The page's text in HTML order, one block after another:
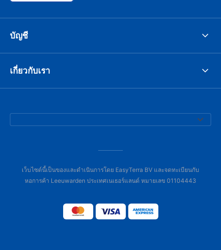
บัญชี
เกี่ยวกับเรา
เว็บไซต์นี้เป็นของและดำเนินการโดย EasyTerra BV และจดทะเบียนกับ
หอการค้า Leeuwarden ประเทศเนเธอร์แลนด์ หมายเลข 01104443